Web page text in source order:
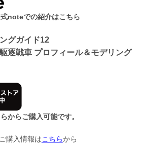
noteでの紹介はこちら
グガイド12
逐戦車 プロフィール＆モデリング
からご購入可能です。
購入情報はこちらから